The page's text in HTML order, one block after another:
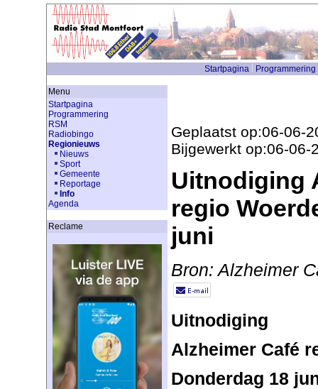
Startpagina Programmering
Menu
Startpagina
Programmering
RSM
Radiobingo
Regionieuws
Nieuws
Sport
Gemeente
Reportage
Info
Agenda
Reclame
Geplaatst op:06-06-
Bijgewerkt op:06-06-
Uitnodiging
regio
juni
Bron: Alzheimer
Uitnodiging
Alzheimer Café
Donderdag 18